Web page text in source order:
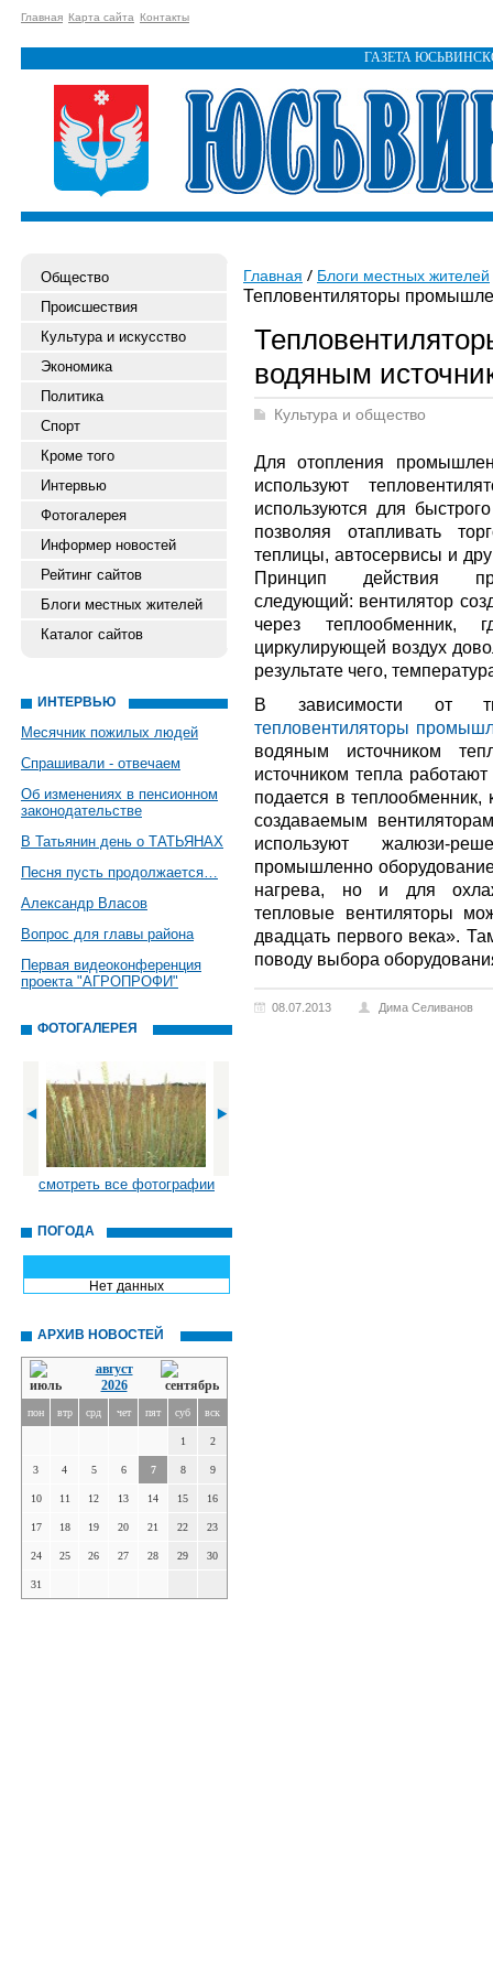
Главная Карта сайта Контакты
ГАЗЕТА
Общество
Происшествия
Культура и искусство
Экономика
Политика
Спорт
Кроме того
Интервью
Фотогалерея
Информер новостей
Рейтинг сайтов
Блоги местных жителей
Каталог сайтов
ИНТЕРВЬЮ
Месячник пожилых людей
Спрашивали - отвечаем
Об изменениях в пенсионном
законодательстве
В Татьянин день о ТАТЬЯНАХ
Песня пусть продолжается…
Александр Власов
Вопрос для главы района
Первая видеоконференция
проекта "АГРОПРОФИ"
ФОТОГАЛЕРЕЯ
смотреть все фотографии
ПОГОДА
Нет данных
АРХИВ НОВОСТЕЙ
август
2026
пон втр срд чет пят суб вск
1 2
3 4 5 6 7 8 9
10 11 12 13 14 15 16
17 18 19 20 21 22 23
24 25 26 27 28 29 30
31
Главная Блоги местных жителей
Тепловентиляторы
водяным
Культура и общество
Для отопления
используют
используются для
позволяя отапливать
теплицы, автосервисы и
Принцип действия
следующий: вентилятор
через
циркулирующей воздух
результате чего,
В зависимости от
тепловентиляторы
водяным источником
источником тепла
подается в теплообменник,
создаваемым
используют жалюзи-
промышленно
нагрева, но и для
тепловые вентиляторы
двадцать первого века».
поводу выбора
08.07.2013 Дима Селиванов